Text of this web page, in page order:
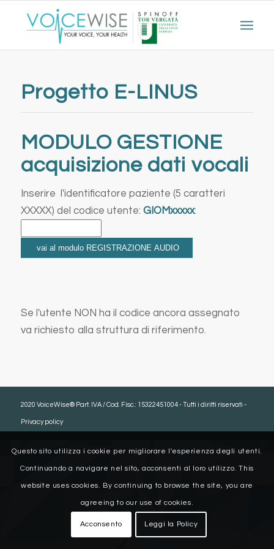
Progetto E-LINUS
MODULO GESTIONE
acquisizione dati vocali
Inserire l'identificatore paziente (5 caratteri
XXXXX) del codice utente: GIOMxxxxx:
Se l'utente NON ha il codice ancora assegnato
va richiesto alla struttura di riferimento.
2020 VoiceWise® Part. IVA / Cod. Fisc.: 15322451004 - Tutti i diritti riservati -
Privacy policy
Questo sito utilizza i cookie per migliorare l'esperienza degli utenti.
Continuando a navigare nel sito, acconsenti al loro utilizzo. This
website uses cookies. By continuing to browse the site, you are
agreeing to our use of cookies.
Acconsento Leggi la Policy